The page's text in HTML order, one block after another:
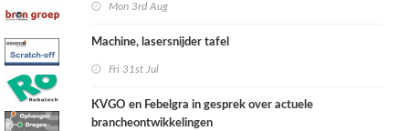
Mon 3rd Aug
Machine, lasersnijder tafel
Fri 31st Jul
KVGO en Febelgra in gesprek over actuele
brancheontwikkelingen